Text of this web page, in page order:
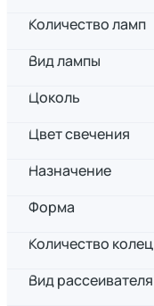
Количество ламп
Вид лампы
Цоколь
Цвет свечения
Назначение
Форма
Количество колец
Вид рассеивателя